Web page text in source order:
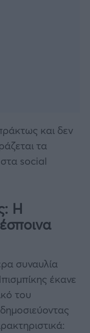
και δεν
τα
social
Η
συναυλία
έκανε
του